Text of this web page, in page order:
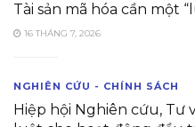
Tài sản mã hóa cần một
16 THÁNG 7, 2026
NGHIÊN CỨU - CHÍNH SÁCH
Hiệp hội Nghiên cứu, Tư